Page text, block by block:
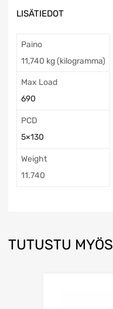
LISÄTIEDOT
Paino
11,740 kg (kilogramma)
Max Load
690
PCD
5×130
Weight
11.740
TUTUSTU MYÖS